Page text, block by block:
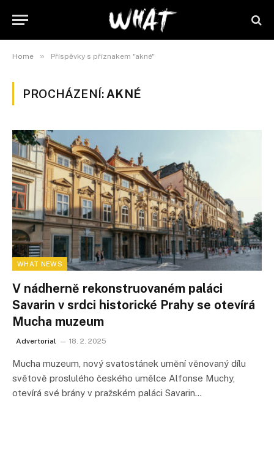
Home » Příspěvky s příznakem "akné"
PROCHÁZENÍ: AKNÉ
WHAT NEWS
V nádherně rekonstruovaném paláci
Savarin v srdci historické Prahy se otevírá
Mucha muzeum
Advertorial 18. 2. 2025
Mucha muzeum, nový svatostánek umění věnovaný dílu
světově proslulého českého umělce Alfonse Muchy,
otevírá své brány v pražském paláci Savarin…